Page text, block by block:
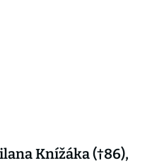
Knížáka (†86),